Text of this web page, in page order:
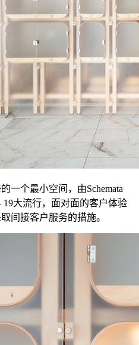
一个最小空间，由Schemata
19大流行，面对面的客户体验
间接客户服务的措施。